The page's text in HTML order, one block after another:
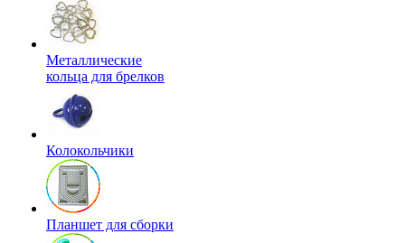
Металлические
кольца для брелков
Колокольчики
Планшет для сборки